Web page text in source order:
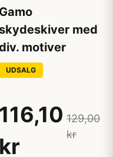
Gamo
skydeskiver med
motiver
UDSALG
116,10
kr
129,00
kr